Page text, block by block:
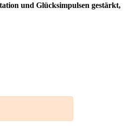
und Glücksimpulsen gestärkt,